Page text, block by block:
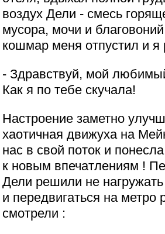
воздух Дели - смесь
мусора, мочи и
кошмар меня отпустил и я
- Здравствуй, мой
Как я по тебе скучала!
Настроение заметно
хаотичная движуха на
нас в свой поток и
к новым впечатлениям !
Дели решили не нагружать
и передвигаться на метро
смотрели :